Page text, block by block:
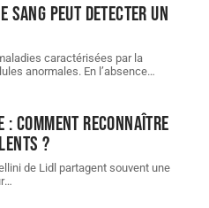
sang peut detecter un
caractérisées par la
anormales. En l’absence…
: comment reconnaître
?
de Lidl partagent souvent une
…